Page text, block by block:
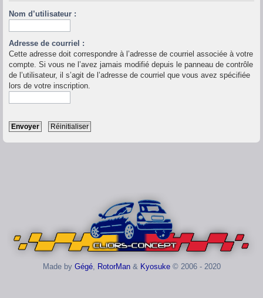
Nom d’utilisateur :
Adresse de courriel :
Cette adresse doit correspondre à l’adresse de courriel associée à votre
compte. Si vous ne l’avez jamais modifié depuis le panneau de contrôle
de l’utilisateur, il s’agit de l’adresse de courriel que vous avez spécifiée
lors de votre inscription.
Made by Gégé, RotorMan& Kyosuke© 2006 - 2020